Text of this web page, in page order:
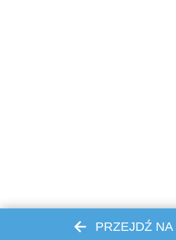
PRZEJDŹ NA